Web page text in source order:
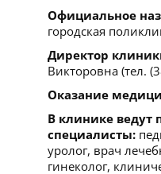
Официальное
городская
Директор
Викторовна (тел.
Оказание
В клинике
специалисты:
уролог, врач
гинеколог,